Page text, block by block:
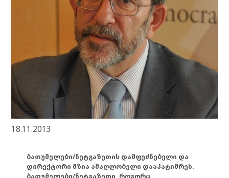
18.11.2013
ბათუმელები/ნეტგაზეთის დამფუძნებელი და
დირექტორი მზია ამაღლობელი დააპატიმრეს.
ბათუმელები/ნეტგაზეთი, როგორც